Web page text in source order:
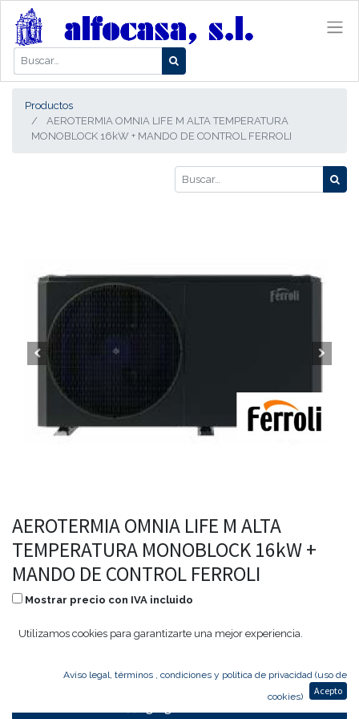
Productos
AEROTERMIA OMNIA LIFE M ALTA TEMPERATURA
MONOBLOCK 16kW + MANDO DE CONTROL FERROLI
AEROTERMIA OMNIA LIFE M ALTA
TEMPERATURA MONOBLOCK 16kW +
MANDO DE CONTROL FERROLI
Mostrar precio con IVA incluido
10.326,02€6.402,13€
Utilizamos cookies para garantizarte una mejor experiencia.
Aviso legal, términos , condiciones y política de privacidad (uso de
cookies)
Acepto